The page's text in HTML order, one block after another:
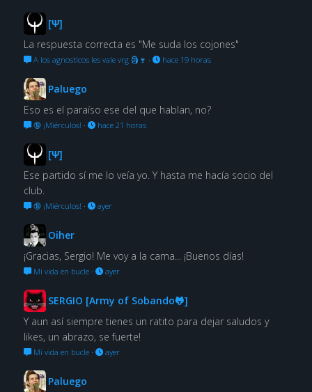
[Ψ]
La respuesta correcta es "Me suda los cojones"
A los agnosticos les vale vrg 🗿🍷 · hace 19 horas
Paluego
Eso es el paraíso ese del que hablan, no?
🔞 ¡Miérculos! · hace 21 horas
[Ψ]
Ese partido sí me lo veía yo. Y hasta me hacía socio del
club.
🔞 ¡Miérculos! · ayer
Oiher
¡Gracias, Sergio! Me voy a la cama... ¡Buenos días!
Mi vida en bucle· ayer
SERGIO [Army of Sobando🐸]
Y aun así siempre tienes un ratito para dejar saludos y
likes, un abrazo, se fuerte!
Mi vida en bucle· ayer
Paluego